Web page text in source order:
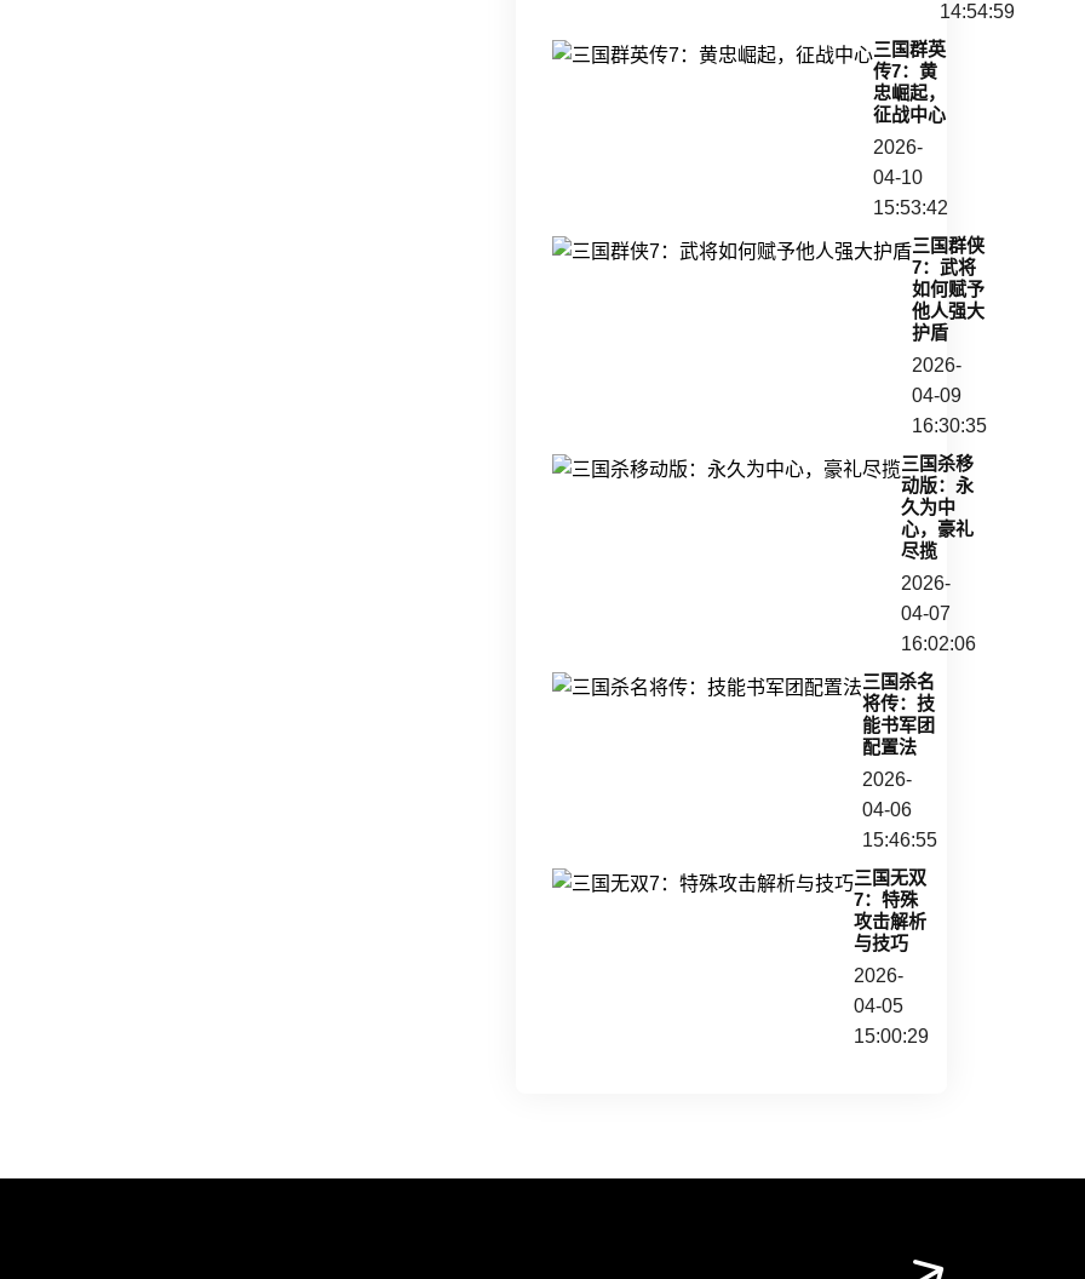
14:54:59
三国群英
传7：黄
忠崛起，
征战中心
2026-
04-10
15:53:42
三国群侠
7：武将
如何赋予
他人强大
护盾
2026-
04-09
16:30:35
三国杀移
动版：永
久为中
心，豪礼
尽揽
2026-
04-07
16:02:06
三国杀名
将传：技
能书军团
配置法
2026-
04-06
15:46:55
三国无双
7：特殊
攻击解析
与技巧
2026-
04-05
15:00:29